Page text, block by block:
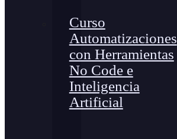
Curso
Automatizaciones
con Herramientas
No Code e
Inteligencia
Artificial